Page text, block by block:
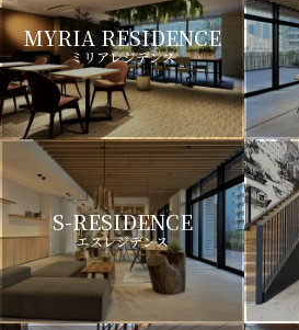
MYRIA RESIDENCE
ミリアレジデンス
S-RESIDENCE
エスレジデンス